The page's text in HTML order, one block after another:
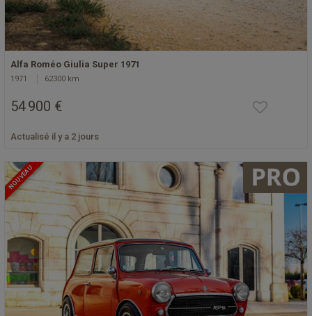
Alfa Roméo Giulia Super 1971
1971 62300 km
54 900 €
Actualisé il y a 2 jours
NOUVEAU